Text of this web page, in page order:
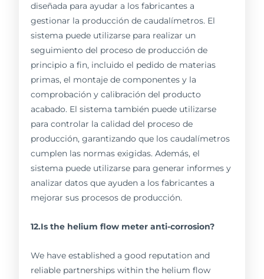
diseñada para ayudar a los fabricantes a
gestionar la producción de caudalímetros. El
sistema puede utilizarse para realizar un
seguimiento del proceso de producción de
principio a fin, incluido el pedido de materias
primas, el montaje de componentes y la
comprobación y calibración del producto
acabado. El sistema también puede utilizarse
para controlar la calidad del proceso de
producción, garantizando que los caudalímetros
cumplen las normas exigidas. Además, el
sistema puede utilizarse para generar informes y
analizar datos que ayuden a los fabricantes a
mejorar sus procesos de producción.
12.Is the helium flow meter anti-corrosion?
We have established a good reputation and
reliable partnerships within the helium flow